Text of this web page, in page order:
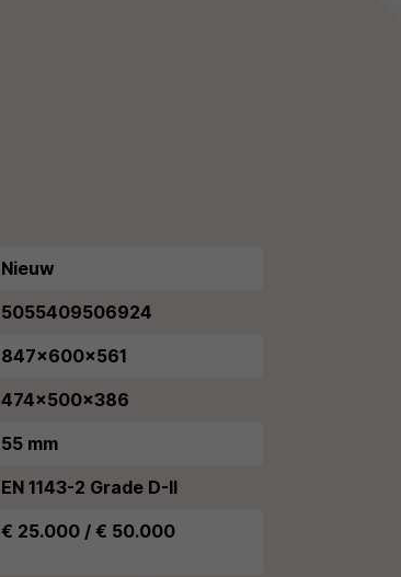
Nieuw
5055409506924
847x600x561
474x500x386
55 mm
EN 1143-2 Grade D-II
€ 25.000 / € 50.000